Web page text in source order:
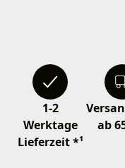
1-2
Werktage
Lieferzeit *¹
ab